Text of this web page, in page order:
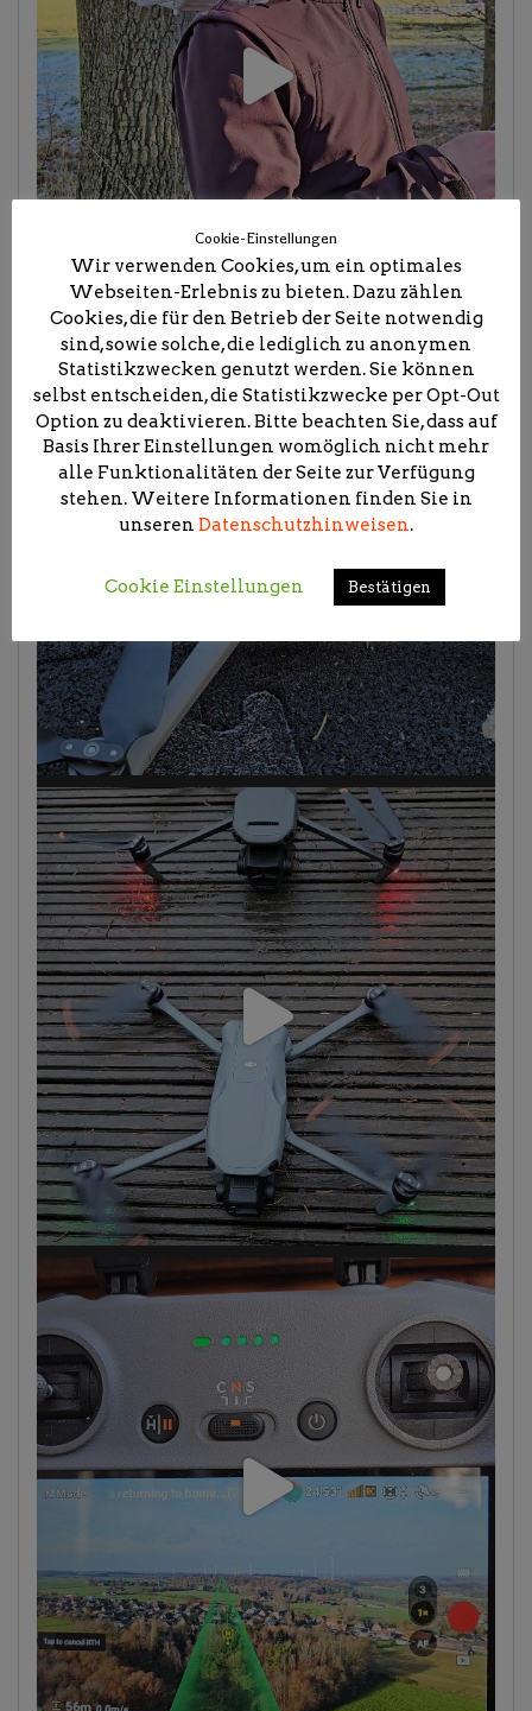
Cookie-Einstellungen
Wir verwenden Cookies, um ein optimales
Webseiten-Erlebnis zu bieten. Dazu zählen
Cookies, die für den Betrieb der Seite notwendig
sind, sowie solche, die lediglich zu anonymen
Statistikzwecken genutzt werden. Sie können
selbst entscheiden, die Statistikzwecke per Opt-Out
Option zu deaktivieren. Bitte beachten Sie, dass auf
Basis Ihrer Einstellungen womöglich nicht mehr
alle Funktionalitäten der Seite zur Verfügung
stehen. Weitere Informationen finden Sie in
unseren Datenschutzhinweisen.
Cookie Einstellungen Bestätigen